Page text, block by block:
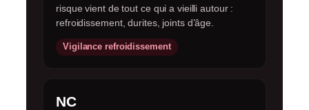
risque vient de tout ce qui a vieilli autour :
refroidissement, durites, joints d’âge.
Vigilance refroidissement
NC